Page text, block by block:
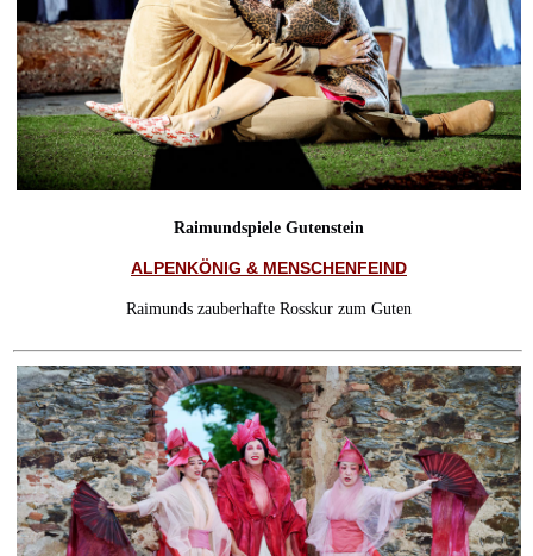
Raimundspiele Gutenstein
ALPENKÖNIG & MENSCHENFEIND
Raimunds zauberhafte Rosskur zum Guten